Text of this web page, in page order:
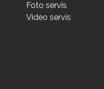
Foto servis
Video servis